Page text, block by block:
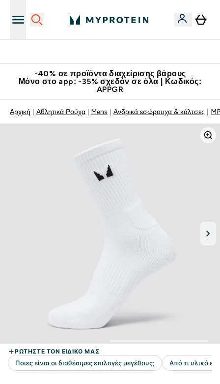
-40% σε προϊόντα διαχείρισης βάρους
Μόνο στο app: -35% σχεδόν σε όλα | Κωδικός:
APPGR
Αρχική Αθλητικά Ρούχα Mens Ανδρικά εσώρουχα & κάλτσες